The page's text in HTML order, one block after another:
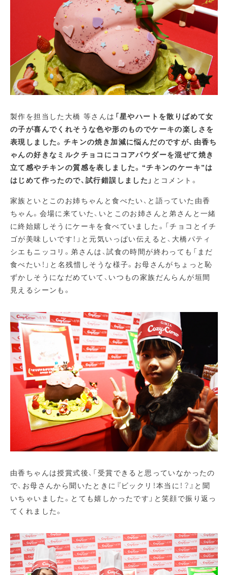
製作を担当した大橋 等さんは 「星やハートを散りばめて女
の子が喜んでくれそうな色や形のものでケーキの楽しさを
表現しました。チキンの焼き加減に悩んだのですが、由香ち
ゃんの好きなミルクチョコにココアパウダーを混ぜて焼き
立て感やチキンの質感を表しました。“チキンのケーキ”は
はじめて作ったので、試行錯誤しました」 とコメント。
家族といとこのお姉ちゃんと食べたい、と語っていた由香
ちゃん。会場に来ていた、いとこのお姉さんと弟さんと一緒
に終始嬉しそうにケーキを食べていました。「チョコとイチ
ゴが美味しいです！」と元気いっぱい伝えると、大橋パティ
シエもニッコリ。弟さんは、試食の時間が終わっても「まだ
食べたい！」と名残惜しそうな様子。お母さんがちょっと恥
ずかしそうになだめていて、いつもの家族だんらんが垣間
見えるシーンも。
由香ちゃんは授賞式後、「受賞できると思っていなかったの
で、お母さんから聞いたときに『ビックリ！本当に！？』と聞
いちゃいました。とても嬉しかったです」と笑顔で振り返っ
てくれました。